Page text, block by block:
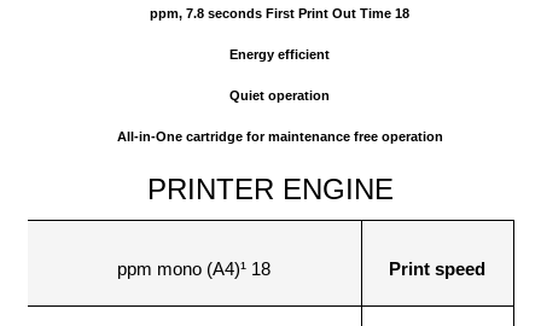
18 ppm, 7.8 seconds First Print Out Time
Energy efficient
Quiet operation
All-in-One cartridge for maintenance free operation
PRINTER ENGINE
Print speed
18 ppm mono (A4)¹